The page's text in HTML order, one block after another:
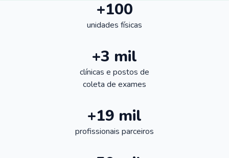
+100
unidades físicas
+3 mil
clínicas e postos de
coleta de exames
+19 mil
profissionais parceiros